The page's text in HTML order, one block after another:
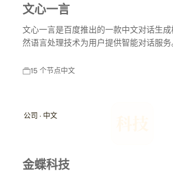
文心一言
文心一言是百度推出的一款中文对话生
然语言处理技术为用户提供智能对话服务
创作等，助力智能化服务的普及与发展。
15 个节点中文
公司 · 中文
金蝶科技